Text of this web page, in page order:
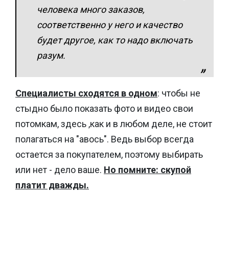
человека много заказов,
соответственно у него и качество
будет другое, как то надо включать
разум.
Специалисты сходятся в одном: чтобы не
стыдно было показать фото и видео свои
потомкам, здесь ,как и в любом деле, не стоит
полагаться на "авось". Ведь выбор всегда
остается за покупателем, поэтому выбирать
или нет - дело ваше. Но помните: скупой
платит дважды.